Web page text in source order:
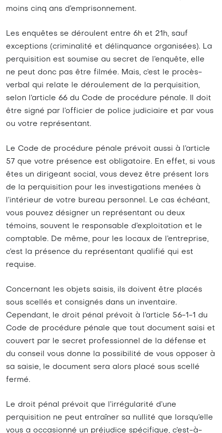
moins cinq ans d’emprisonnement.
Les enquêtes se déroulent entre 6h et 21h, sauf
exceptions (criminalité et délinquance organisées). La
perquisition est soumise au secret de l’enquête, elle
ne peut donc pas être filmée. Mais, c’est le procès-
verbal qui relate le déroulement de la perquisition,
selon l’article 66 du Code de procédure pénale. Il doit
être signé par l’officier de police judiciaire et par vous
ou votre représentant.
Le Code de procédure pénale prévoit aussi à l’article
57 que votre présence est obligatoire. En effet, si vous
êtes un dirigeant social, vous devez être présent lors
de la perquisition pour les investigations menées à
l’intérieur de votre bureau personnel. Le cas échéant,
vous pouvez désigner un représentant ou deux
témoins, souvent le responsable d’exploitation et le
comptable. De même, pour les locaux de l’entreprise,
c’est la présence du représentant qualifié qui est
requise.
Concernant les objets saisis, ils doivent être placés
sous scellés et consignés dans un inventaire.
Cependant, le droit pénal prévoit à l’article 56-1-1 du
Code de procédure pénale que tout document saisi et
couvert par le secret professionnel de la défense et
du conseil vous donne la possibilité de vous opposer à
sa saisie, le document sera alors placé sous scellé
fermé.
Le droit pénal prévoit que l’irrégularité d’une
perquisition ne peut entraîner sa nullité que lorsqu’elle
vous a occasionné un préjudice spécifique, c’est-à-